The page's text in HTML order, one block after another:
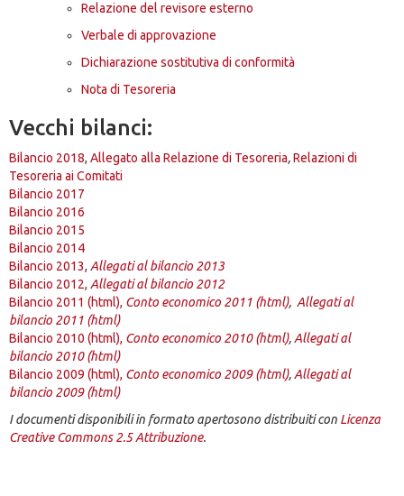
Relazione del revisore esterno
Verbale di approvazione
Dichiarazione sostitutiva di conformità
Nota di Tesoreria
Vecchi bilanci:
Bilancio 2018, Allegato alla Relazione di Tesoreria,Relazioni di
Tesoreria ai Comitati
Bilancio 2017
Bilancio 2016
Bilancio 2015
Bilancio 2014
Bilancio 2013, Allegati al bilancio 2013
Bilancio 2012, Allegati al bilancio 2012
Bilancio 2011 (html), Conto economico 2011 (html), Allegati al
bilancio 2011 (html)
Bilancio 2010 (html), Conto economico 2010 (html), Allegati al
bilancio 2010 (html)
Bilancio 2009 (html), Conto economico 2009 (html), Allegati al
bilancio 2009 (html)
I documenti disponibili in formato apertosono distribuiti con Licenza
Creative Commons 2.5 Attribuzione.